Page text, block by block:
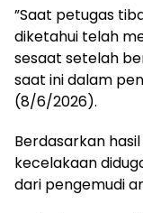
​”Saat petugas
diketahui telah
sesaat setelah
saat ini dalam
(8/6/2026).
​Berdasarkan
kecelakaan
dari pengemudi